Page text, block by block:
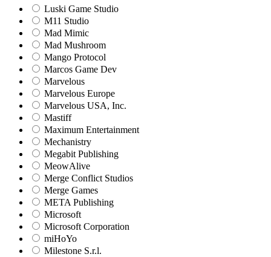
Luski Game Studio
M11 Studio
Mad Mimic
Mad Mushroom
Mango Protocol
Marcos Game Dev
Marvelous
Marvelous Europe
Marvelous USA, Inc.
Mastiff
Maximum Entertainment
Mechanistry
Megabit Publishing
MeowAlive
Merge Conflict Studios
Merge Games
META Publishing
Microsoft
Microsoft Corporation‬
miHoYo
Milestone S.r.l.